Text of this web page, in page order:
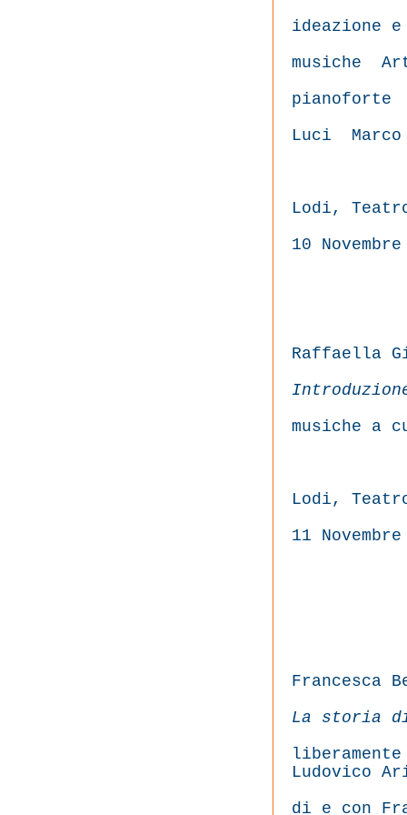
ideazione
musiche
pianoforte
Luci
Lodi,
10
Raffaella
musiche a
Lodi,
11
Francesca
La storia
Ludovico
di e con